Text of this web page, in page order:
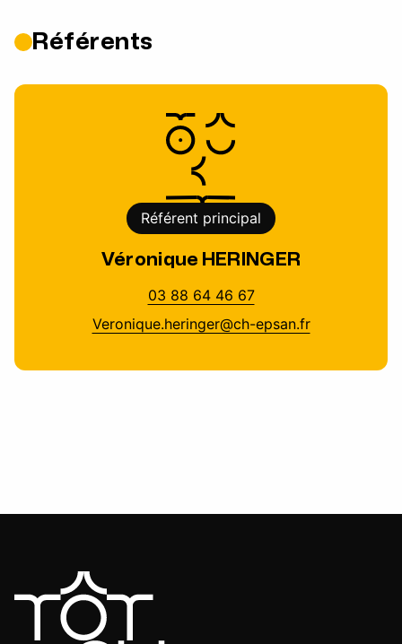
Référents
Référent principal
Véronique HERINGER
03 88 64 46 67
Veronique.heringer@ch-epsan.fr